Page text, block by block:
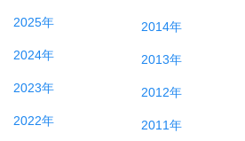
2025年
2024年
2023年
2022年
2014年
2013年
2012年
2011年